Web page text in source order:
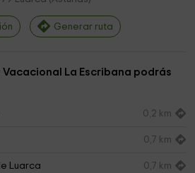
Generar ruta
Vacacional La Escribana podrás
0,2 km
0,7 km
Luarca 0,7 km